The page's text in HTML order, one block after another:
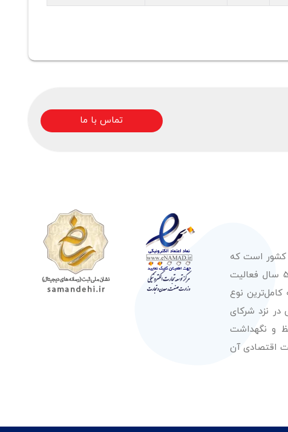
تماس با ما
کشور است که
عرضه با کیفیت‌ترین محصولات از معتبرترین برندهای شناخته شده بین‌المللی را در طول 50 سال فعالیت
کامل‌ترین نوع
در نزد شرکای
و نگهداشت
اقتصادی آن